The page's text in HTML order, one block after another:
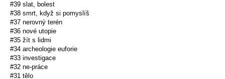
#39 slat, bolest
#38 smrt, když si pomyslíš
#37 nerovný terén
#36 nové utopie
#35 žít s lidmi
#34 archeologie euforie
#33 investigace
#32 ne-práce
#31 tělo